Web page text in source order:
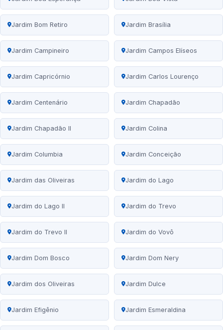
Jardim Bom Retiro Jardim Brasília
Jardim Campineiro Jardim Campos Elíseos
Jardim Capricórnio Jardim Carlos Lourenço
Jardim Centenário Jardim Chapadão
Jardim Chapadão II Jardim Colina
Jardim Columbia Jardim Conceição
Jardim das Oliveiras Jardim do Lago
Jardim do Lago II Jardim do Trevo
Jardim do Trevo II Jardim do Vovô
Jardim Dom Bosco Jardim Dom Nery
Jardim dos Oliveiras Jardim Dulce
Jardim Efigênio Jardim Esmeraldina